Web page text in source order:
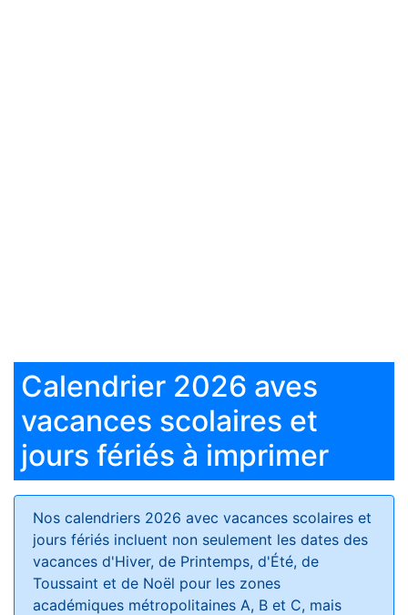
Calendrier 2026 aves
vacances scolaires et
jours fériés à imprimer
Nos calendriers 2026 avec vacances scolaires et
jours fériés incluent non seulement les dates des
vacances d'Hiver, de Printemps, d'Été, de
Toussaint et de Noël pour les zones
académiques métropolitaines A, B et C, mais